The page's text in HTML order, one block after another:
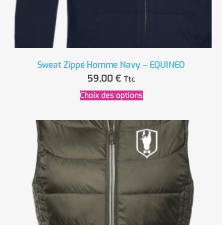
Sweat Zippé Homme Navy – EQUINEO
59,00 € Ttc
Choix des options